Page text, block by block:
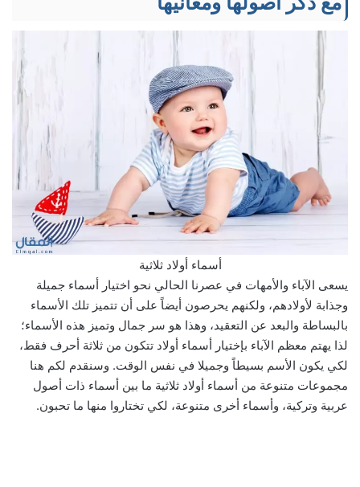
أسماء أولاد ثلاثية
يسعى الآباء والأمهات في عصرنا الحالي نحو اختيار أسماء جميلة
وجذابة لأولادهم، ولكنهم يحرصون أيضاً على أن تتميز تلك الأسماء
بالبساطة والبعد عن التعقيد، وهذا هو سر جمال وتميز هذه الأسماء؛
لذا يهتم معظم الآباء بإختيار أسماء أولاد تتكون من ثلاثة أحرف فقط،
لكي يكون الأسم بسيطاً وجميلا في نفس الوقت. وسنقدم لكم هنا
مجموعات متنوعة من أسماء أولاد ثلاثية ما بين أسماء ذات أصول
عربية وتركية، وأسماء أخرى متنوعة، لكي تختاروا منها ما تحبون.